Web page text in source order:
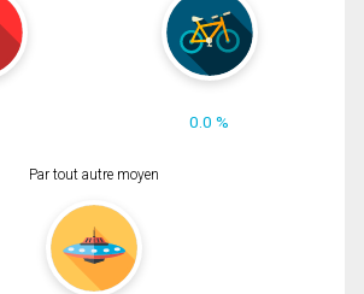
0.0 %
Par tout autre moyen